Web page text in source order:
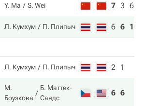
Y. Ma S. Wei 7 3 6
Л. Кумхум П. Плипыч 6 6 10
Л. Кумхум П. Плипыч 2 1
М.
Боузкова
Б. Маттек-
Сандс
6 6